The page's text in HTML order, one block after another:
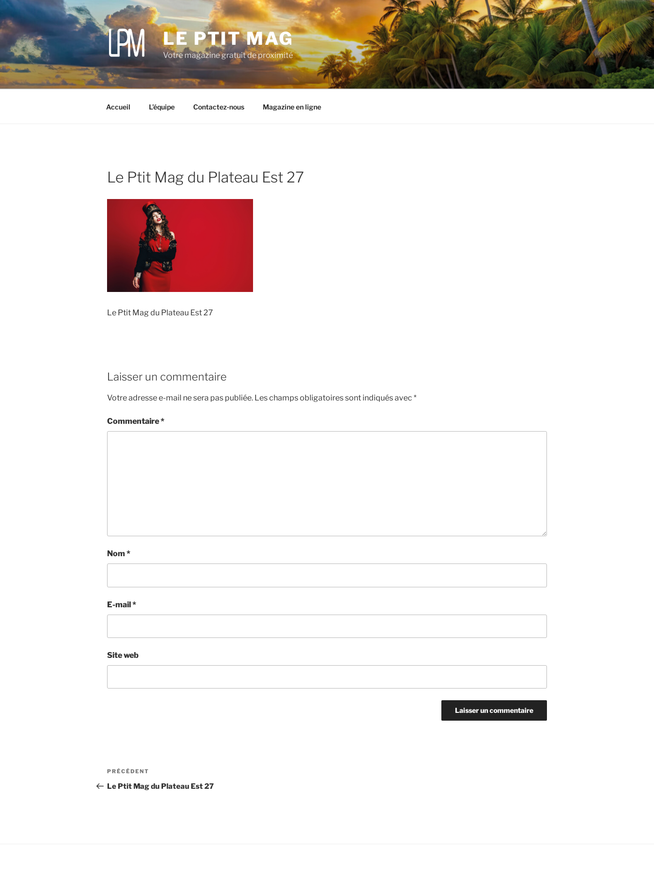
Aller
au
contenu
principal
LE PTIT MAG
Votre magazine gratuit de proximité
Accueil L’équipe Contactez-nous Magazine en ligne
Le Ptit Mag du Plateau Est 27
Le Ptit Mag du Plateau Est 27
Laisser un commentaire
Votre adresse e-mail ne sera pas publiée. Les champs obligatoires sont indiqués avec *
Commentaire*
Nom *
E-mail*
Site web
Navigation
de
Article
précédent
PRÉCÉDENT
Le Ptit Mag du Plateau Est 27